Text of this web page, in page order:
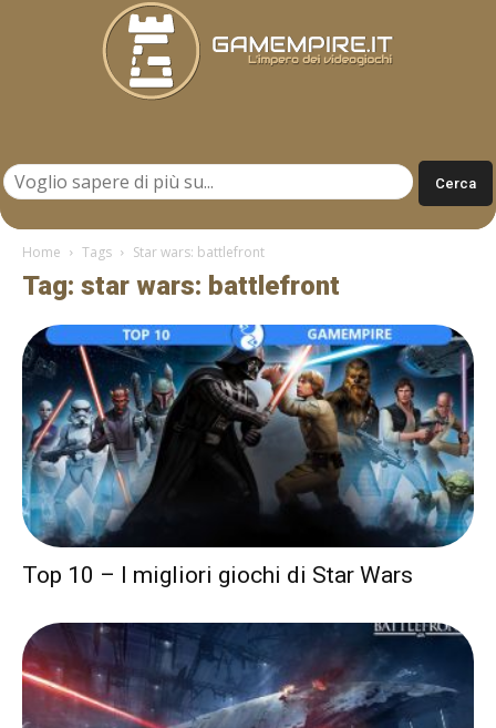
Home Tags Star wars: battlefront
Tag: star wars: battlefront
Top 10 – I migliori giochi di Star Wars